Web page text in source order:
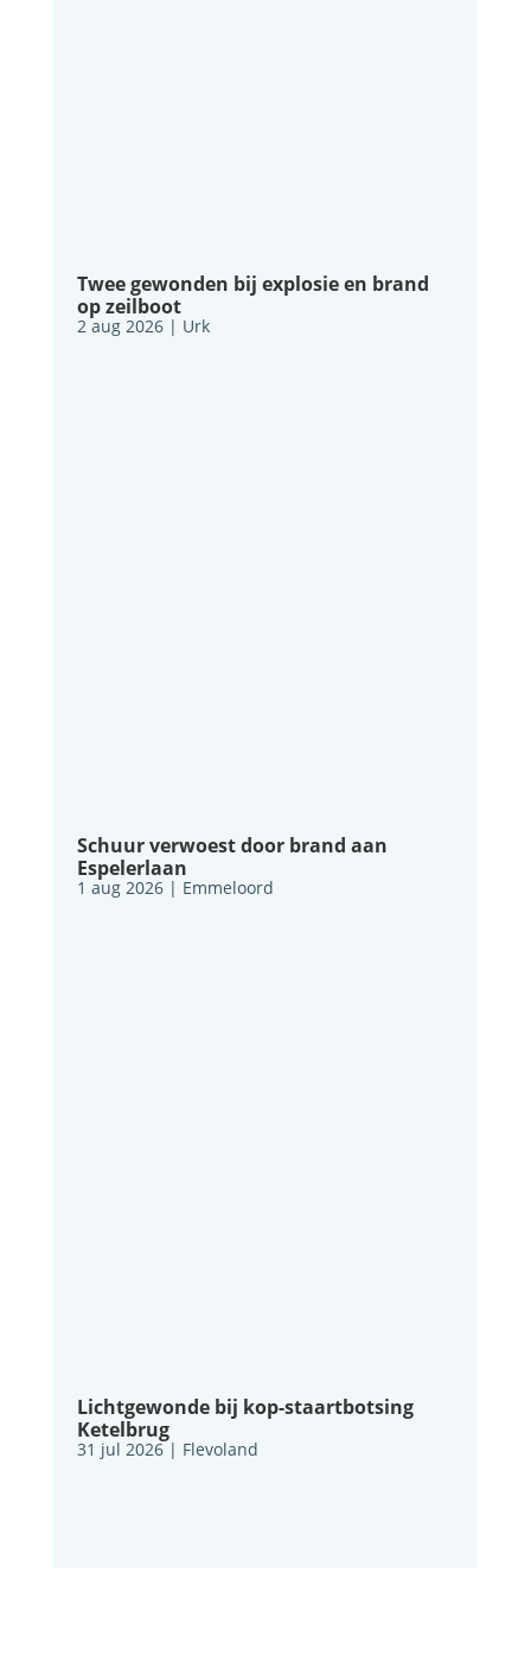
Twee gewonden bij explosie en brand
op zeilboot
2 aug 2026| Urk
Schuur verwoest door brand aan
Espelerlaan
1 aug 2026| Emmeloord
Lichtgewonde bij kop-staartbotsing
Ketelbrug
31 jul 2026| Flevoland